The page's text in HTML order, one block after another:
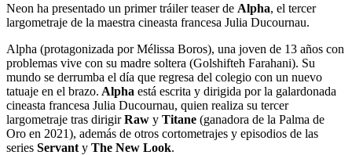
Neon ha presentado un primer tráiler teaser de Alpha, el tercer
largometraje de la maestra cineasta francesa Julia Ducournau.
Alpha (protagonizada por Mélissa Boros), una joven de 13 años con
problemas vive con su madre soltera (Golshifteh Farahani). Su
mundo se derrumba el día que regresa del colegio con un nuevo
tatuaje en el brazo. Alpha está escrita y dirigida por la galardonada
cineasta francesa Julia Ducournau, quien realiza su tercer
largometraje tras dirigirRaw y Titane (ganadora de la Palma de
Oro en 2021), además de otros cortometrajes y episodios de las
series Servant y The New Look.